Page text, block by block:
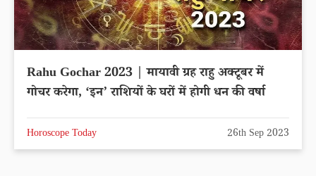
Rahu Gochar 2023 | मायावी ग्रह राहु अक्टूबर में
गोचर करेगा, ‘इन’ राशियों के घरों में होगी धन की वर्षा
Horoscope Today 26th Sep 2023